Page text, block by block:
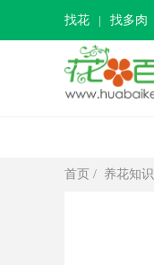
找花 找多肉
首页 / 养花知识